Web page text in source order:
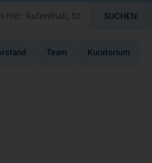
SUCHEN
Team Kuratorium